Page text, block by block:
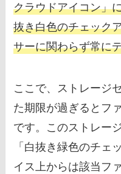
クラウドアイコン」
抜き白色のチェック
サーに関わらず常に
ここで、ストレージ
た期限が過ぎるとフ
です。このストレー
「白抜き緑色のチェ
イス上からは該当フ